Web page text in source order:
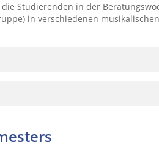
die Studierenden in der
in verschiedenen